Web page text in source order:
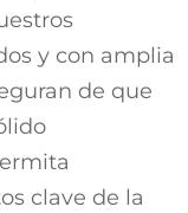
y con amplia
de que
clave de la